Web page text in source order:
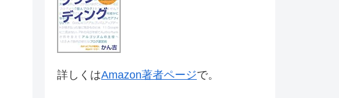
詳しくはAmazon著者ページで。